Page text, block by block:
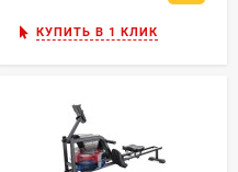
КУПИТЬ В 1 КЛИК